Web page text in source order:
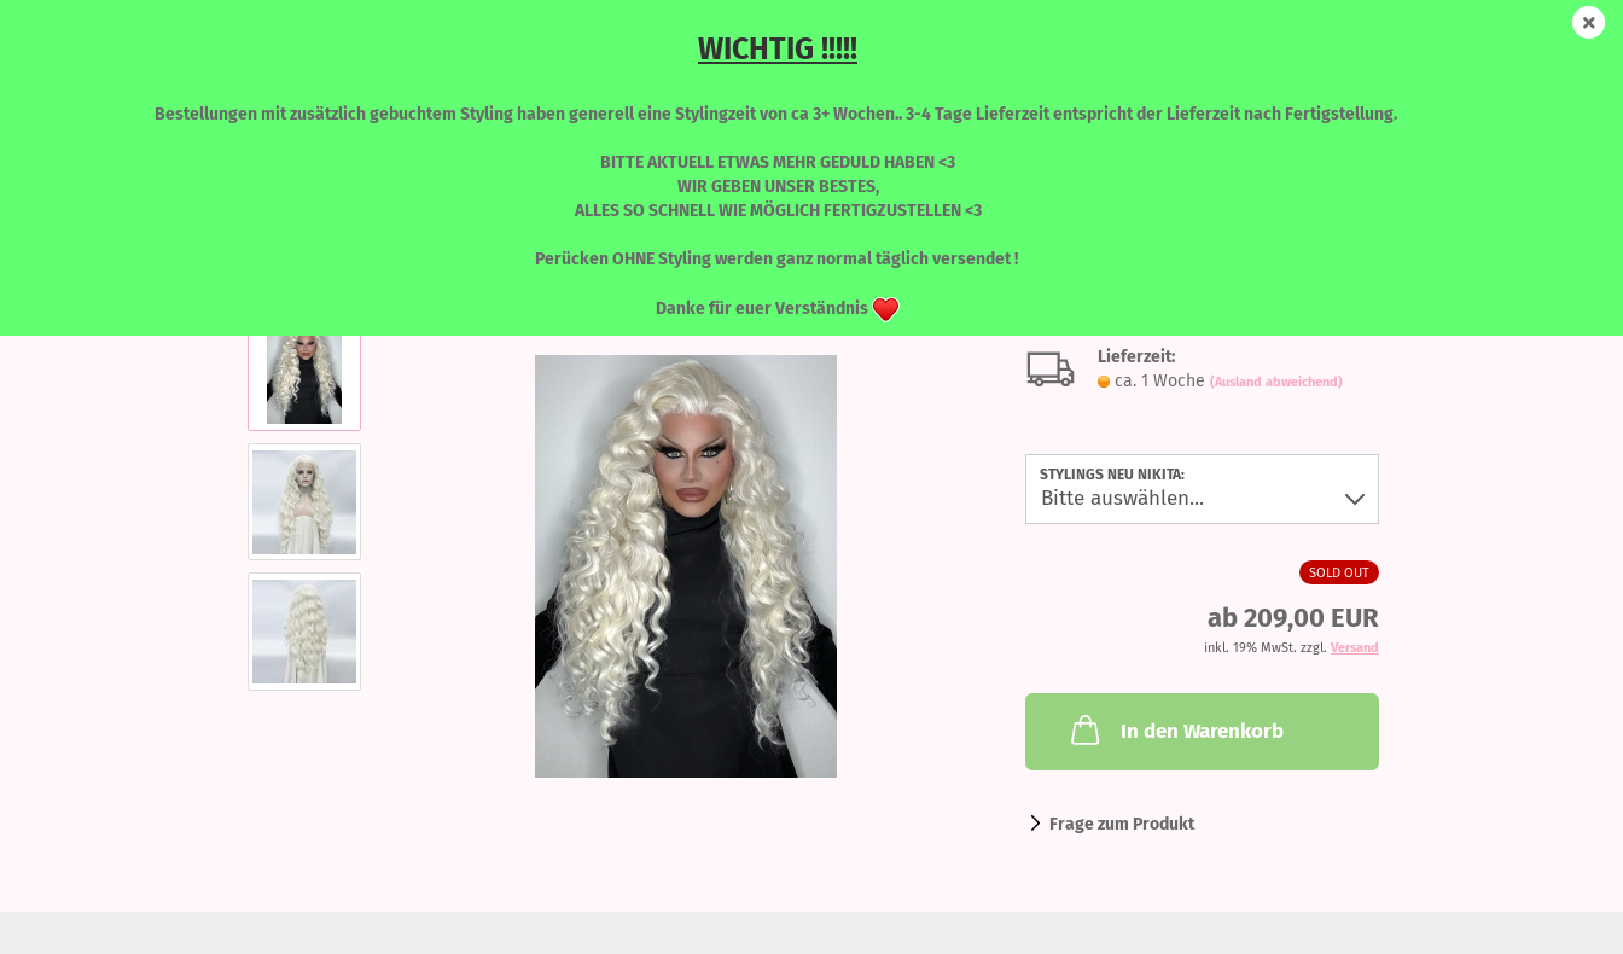
E-Mail
Passwort
0,00 EUR
WICHTIG !!!!!
Bestellungen mit zusätzlich gebuchtem Styling haben generell eine Stylingzeit von ca 3+ Wochen.. 3-4 Tage Lieferzeit entspricht der Lieferzeit nach Fertigstellung.
BITTE AKTUELL ETWAS MEHR GEDULD HABEN <3
WIR GEBEN UNSER BESTES,
ALLES SO SCHNELL WIE MÖGLICH FERTIGZUSTELLEN <3
Perücken OHNE Styling werden ganz normal täglich versendet !
Danke für euer Verständnis
LACEFRONT PERÜCKEN PERÜCKEN - FARBLICH SORTIERT WIMPERN
den
Lieferzeit:
ca. 1 Woche (Ausland abweichend)
STYLINGS NEU NIKITA:
SOLD OUT
ab 209,00 EUR
inkl. 19% MwSt. zzgl. Versand
In den Warenkorb
Frage zum Produkt